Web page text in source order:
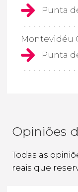
Punta
Montevidéu
Punta
Opiniões
Todas as
reais que